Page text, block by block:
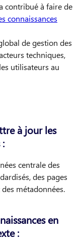
contribué à faire de
connaissances
de gestion des
techniques,
utilisateurs au
à jour les
centrale des
des pages
métadonnées.
en
: